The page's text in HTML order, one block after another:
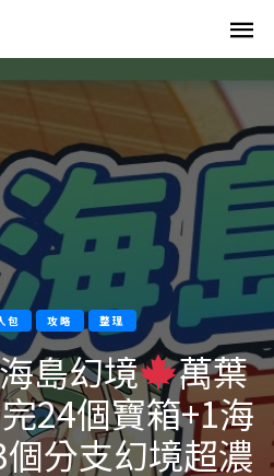
包 攻略 整理
島幻境
萬葉
24個寶箱+1海
分支幻境超濃